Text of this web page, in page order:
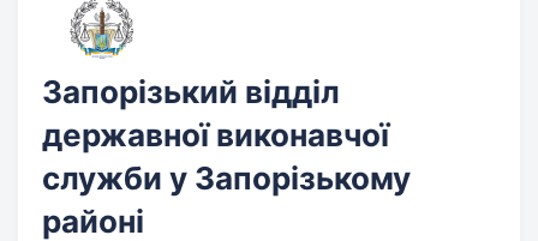
Запорізький відділ
державної виконавчої
служби у Запорізькому
районі